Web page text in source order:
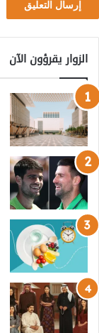
الزوار يقرؤون الآن